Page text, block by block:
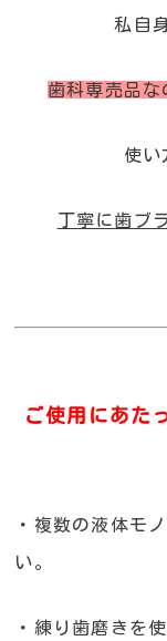
私自
歯科専売品
使い
丁寧に歯ブ
ご使用にあた
・複数の液体モ
い。
・練り歯磨きを